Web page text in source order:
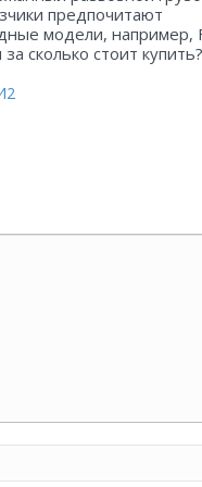
предпочитают
модели, например,
сколько стоит купить?